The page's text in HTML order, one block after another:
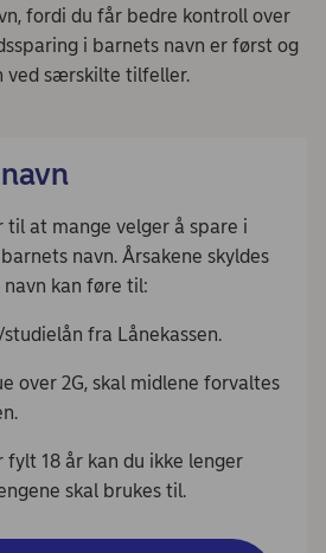
fordi du får bedre kontroll over
i barnets navn er først og
ved særskilte tilfeller.
til at mange velger å spare i
navn. Årsakene skyldes
kan føre til:
fra Lånekassen.
over 2G, skal midlene forvaltes
18 år kan du ikke lenger
skal brukes til.